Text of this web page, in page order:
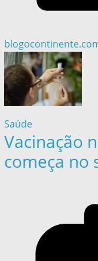
Saúde
Vacinação
começa no